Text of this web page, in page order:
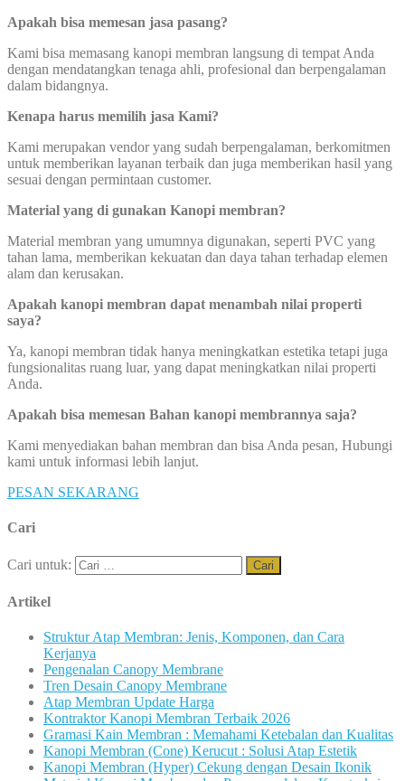
Apakah bisa memesan jasa pasang?
Kami bisa memasang kanopi membran langsung di tempat Anda
dengan mendatangkan tenaga ahli, profesional dan berpengalaman
dalam bidangnya.
Kenapa harus memilih jasa Kami?
Kami merupakan vendor yang sudah berpengalaman, berkomitmen
untuk memberikan layanan terbaik dan juga memberikan hasil yang
sesuai dengan permintaan customer.
Material yang di gunakan Kanopi membran?
Material membran yang umumnya digunakan, seperti PVC yang
tahan lama, memberikan kekuatan dan daya tahan terhadap elemen
alam dan kerusakan.
Apakah kanopi membran dapat menambah nilai properti
saya?
Ya, kanopi membran tidak hanya meningkatkan estetika tetapi juga
fungsionalitas ruang luar, yang dapat meningkatkan nilai properti
Anda.
Apakah bisa memesan Bahan kanopi membrannya saja?
Kami menyediakan bahan membran dan bisa Anda pesan, Hubungi
kami untuk informasi lebih lanjut.
PESAN SEKARANG
Cari
Cari untuk:
Artikel
Struktur Atap Membran: Jenis, Komponen, dan Cara
Kerjanya
Pengenalan Canopy Membrane
Tren Desain Canopy Membrane
Atap Membran Update Harga
Kontraktor Kanopi Membran Terbaik 2026
Gramasi Kain Membran : Memahami Ketebalan dan Kualitas
Kanopi Membran (Cone) Kerucut : Solusi Atap Estetik
Kanopi Membran (Hyper) Cekung dengan Desain Ikonik